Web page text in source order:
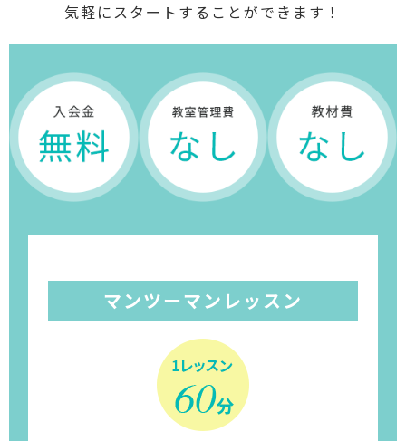
気軽にスタートすることができます！
マンツーマンレッスン